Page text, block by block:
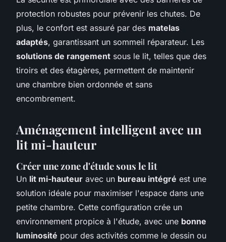
protection robustes pour prévenir les chutes. De
plus, le confort est assuré par des matelas
adaptés, garantissant un sommeil réparateur. Les
solutions de rangement sous le lit, telles que des
tiroirs et des étagères, permettent de maintenir
une chambre bien ordonnée et sans
encombrement.
Aménagement intelligent avec un
lit mi-hauteur
Créer une zone d'étude sous le lit
Un lit mi-hauteur avec un bureau intégré est une
solution idéale pour maximiser l'espace dans une
petite chambre. Cette configuration crée un
environnement propice à l'étude, avec une bonne
luminosité pour des activités comme le dessin ou